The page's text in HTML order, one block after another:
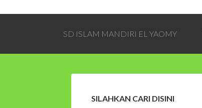
SD ISLAM MANDIRI EL YAOMY
SILAHKAN CARI DISINI